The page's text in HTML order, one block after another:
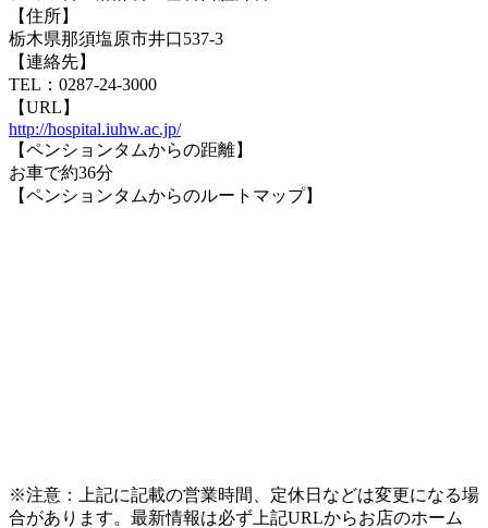
【住所】
栃木県那須塩原市井口537-3
【連絡先】
TEL：0287-24-3000
【URL】
http://hospital.iuhw.ac.jp/
【ペンションタムからの距離】
お車で約36分
【ペンションタムからのルートマップ】
※注意：上記に記載の営業時間、定休日などは変更になる場
合があります。最新情報は必ず上記URLからお店のホーム